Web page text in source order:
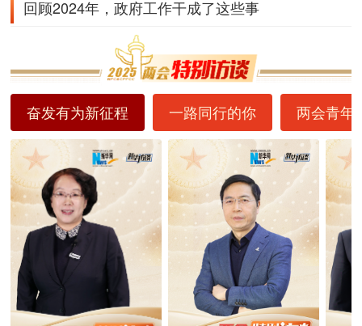
回顾2024年，政府工作干成了这些事
奋发有为新征程 一路同行的你 两会青年